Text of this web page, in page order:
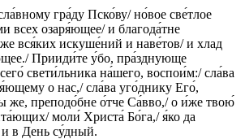
гра́ду Пско́ву/ но́вое све́тлое
всех озаря́ющее/ и благода́тне
вся́ких искуше́ний и наве́тов/ и хлад
Прииди́те у́бо, пра́зднующе
свети́льника на́шего, воспои́м:/ сла́ва
о нас,/ сла́ва уго́днику Его́,
же, преподо́бне о́тче Са́вво,/ о и́же твою́
моли́ Христа́ Бо́га,/ я́ко да
в День су́дный.